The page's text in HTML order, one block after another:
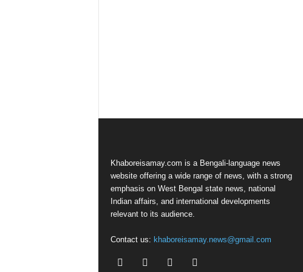
Khaboreisamay.com is a Bengali-language news
website offering a wide range of news, with a strong
emphasis on West Bengal state news, national
Indian affairs, and international developments
relevant to its audience.
Contact us: khaboreisamay.news@gmail.com